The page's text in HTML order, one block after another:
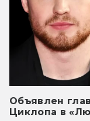
Объявлен
Циклопа в